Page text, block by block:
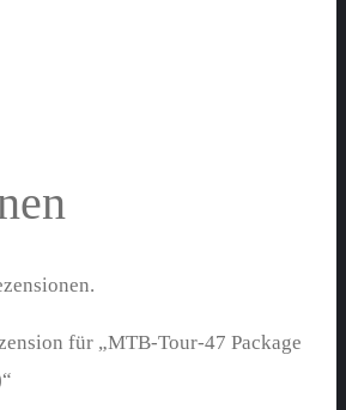
für „MTB-Tour-47 Package